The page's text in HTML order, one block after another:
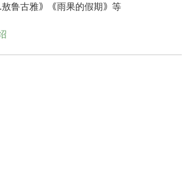
.敖鲁古雅｠｟雨果的假期｠等